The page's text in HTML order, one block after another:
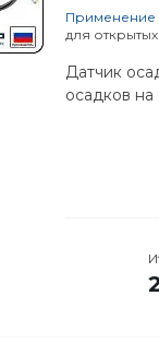
Применение
для
Датчик
осадков